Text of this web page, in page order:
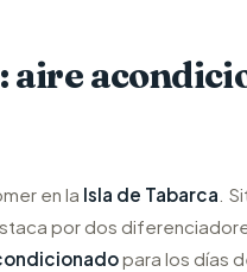
aire
en la Isla de Tabarca .
por dos
para los días